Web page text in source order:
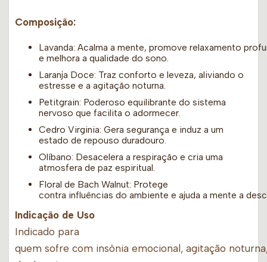
Composição:
Lavanda: Acalma a mente, promove relaxamento
e melhora a qualidade do sono.
Laranja Doce: Traz conforto e leveza, aliviando o
estresse e a agitação noturna.
Petitgrain: Poderoso equilibrante do sistema
nervoso que facilita o adormecer.
Cedro Virginia: Gera segurança e induz a um
estado de repouso duradouro.
Olíbano: Desacelera a respiração e cria uma
atmosfera de paz espiritual.
Floral de Bach Walnut: Protege
contra influências do ambiente e ajuda a mente a
Indicação de Uso
Indicado para
quem sofre com insônia emocional, agitação